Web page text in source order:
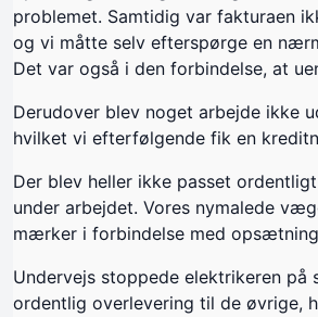
problemet. Samtidig var fakturaen
og vi måtte selv efterspørge en
Det var også i den forbindelse, at
Derudover blev noget arbejde ikke
hvilket vi efterfølgende fik en
Der blev heller ikke passet
under arbejdet. Vores nymalede
mærker i forbindelse med
Undervejs stoppede elektrikeren på
ordentlig overlevering til de øvrige,